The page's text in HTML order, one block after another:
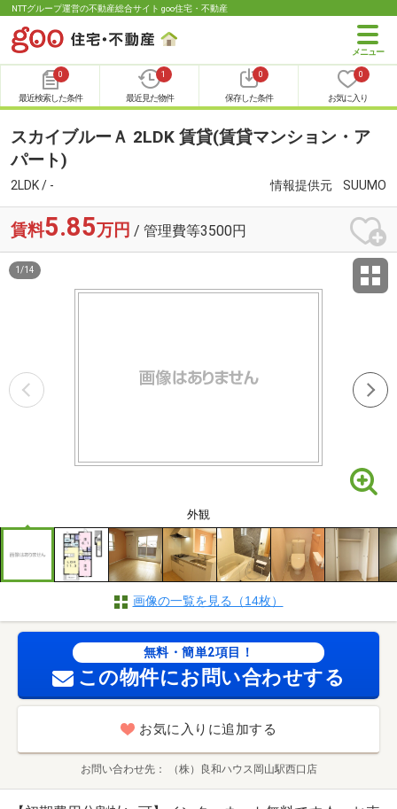
NTTグループ運営の不動産総合サイト goo住宅・不動産
0
最近検索した条件
1
最近見た物件
0
保存した条件
0
お気に入り
スカイブルーＡ 2LDK 賃貸(賃貸マンション・ア
パート)
2LDK / - 情報提供元 SUUMO
賃料5.85万円 / 管理費等3500円
外観
1 /14
画像の一覧を見る（14枚）
無料・簡単2項目！
この物件にお問い合わせする
お気に入りに追加する
お問い合わせ先 （株）良和ハウス岡山駅西口店